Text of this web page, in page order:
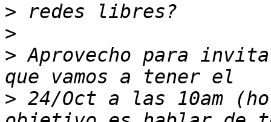
>
>
> Aprovecho para
> 24/Oct a las 10am